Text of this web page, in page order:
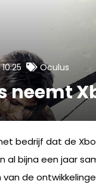
Oculus
neemt
bedrijf dat de
al bijna een jaar
van de